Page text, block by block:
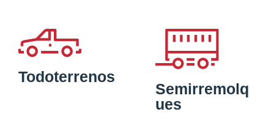
Todoterrenos
Semirremolq
ues